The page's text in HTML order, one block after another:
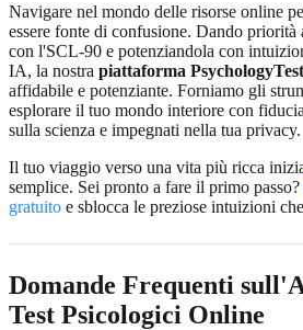
Navigare nel mondo delle risorse online
essere fonte di confusione. Dando
con l'SCL-90 e potenziandola con
IA, la nostra piattaforma PsychologyTest
affidabile e potenziante. Forniamo gli
esplorare il tuo mondo interiore con
sulla scienza e impegnati nella tua privacy.
Il tuo viaggio verso una vita più ricca
semplice. Sei pronto a fare il primo passo?
gratuito e sblocca le preziose intuizioni
Domande Frequenti
Test Psicologici Online